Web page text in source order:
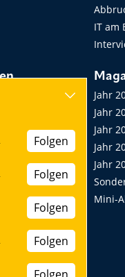
IT am
Seminare,
Jahr
Jahr
Jahr
Jahr
Jahr
Mini-
Folgen
Folgen
Folgen
Folgen